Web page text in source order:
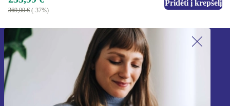
369,00 € (-37%)
Pridėti į krepšelį
Užsiprenumeruok mūsų naujienlaiškį!
Nebepraleisk nė vieno pasiūlymo.